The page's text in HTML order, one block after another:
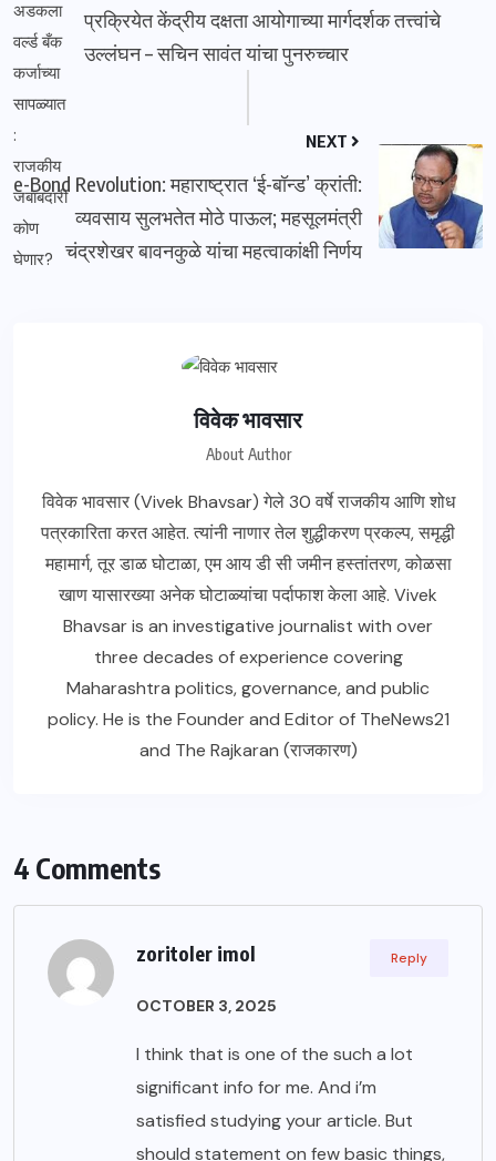
प्रक्रियेत केंद्रीय दक्षता आयोगाच्या मार्गदर्शक तत्त्वांचे
उल्लंघन – सचिन सावंत यांचा पुनरुच्चार
NEXT
e-Bond Revolution: महाराष्ट्रात ‘ई-बॉन्ड’ क्रांती:
व्यवसाय सुलभतेत मोठे पाऊल; महसूलमंत्री
चंद्रशेखर बावनकुळे यांचा महत्वाकांक्षी निर्णय
विवेक भावसार
About Author
विवेक भावसार (Vivek Bhavsar) गेले 30 वर्षे राजकीय आणि शोध
पत्रकारिता करत आहेत. त्यांनी नाणार तेल शुद्धीकरण प्रकल्प, समृद्धी
महामार्ग, तूर डाळ घोटाळा, एम आय डी सी जमीन हस्तांतरण, कोळसा
खाण यासारख्या अनेक घोटाळ्यांचा पर्दाफाश केला आहे. Vivek
Bhavsar is an investigative journalist with over
three decades of experience covering
Maharashtra politics, governance, and public
policy. He is the Founder and Editor of TheNews21
and The Rajkaran (राजकारण)
4 Comments
zoritoler imol
OCTOBER 3, 2025
I think that is one of the such a lot
significant info for me. And i’m
satisfied studying your article. But
should statement on few basic things,
Reply